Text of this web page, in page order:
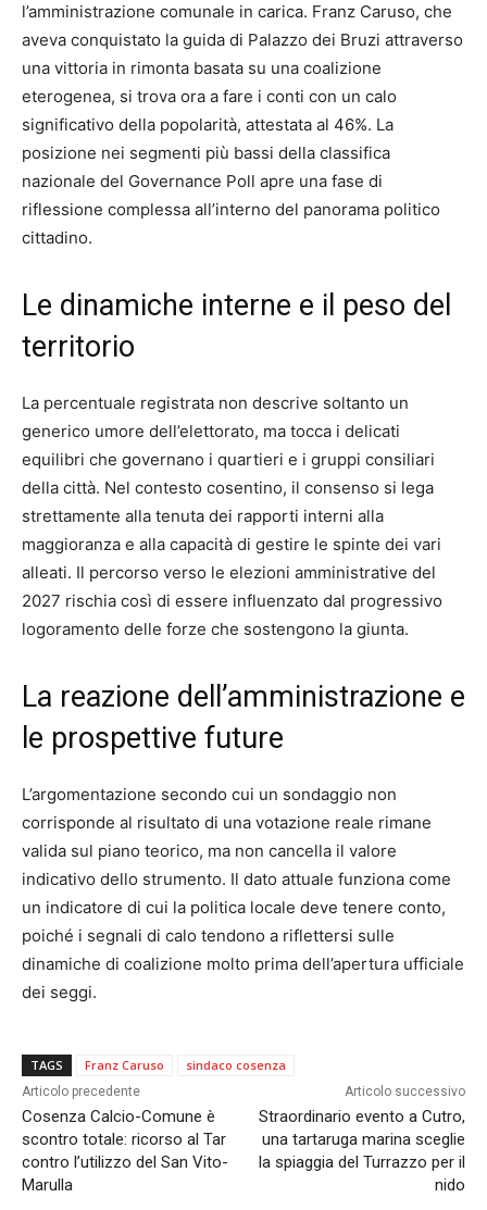
l’amministrazione comunale in carica. Franz Caruso, che
aveva conquistato la guida di Palazzo dei Bruzi attraverso
una vittoria in rimonta basata su una coalizione
eterogenea, si trova ora a fare i conti con un calo
significativo della popolarità, attestata al 46%. La
posizione nei segmenti più bassi della classifica
nazionale del Governance Poll apre una fase di
riflessione complessa all’interno del panorama politico
cittadino.
Le dinamiche interne e il peso del
territorio
La percentuale registrata non descrive soltanto un
generico umore dell’elettorato, ma tocca i delicati
equilibri che governano i quartieri e i gruppi consiliari
della città. Nel contesto cosentino, il consenso si lega
strettamente alla tenuta dei rapporti interni alla
maggioranza e alla capacità di gestire le spinte dei vari
alleati. Il percorso verso le elezioni amministrative del
2027 rischia così di essere influenzato dal progressivo
logoramento delle forze che sostengono la giunta.
La reazione dell’amministrazione e
le prospettive future
L’argomentazione secondo cui un sondaggio non
corrisponde al risultato di una votazione reale rimane
valida sul piano teorico, ma non cancella il valore
indicativo dello strumento. Il dato attuale funziona come
un indicatore di cui la politica locale deve tenere conto,
poiché i segnali di calo tendono a riflettersi sulle
dinamiche di coalizione molto prima dell’apertura ufficiale
dei seggi.
TAGS Franz Caruso sindaco cosenza
Articolo precedente
Cosenza Calcio-Comune è
scontro totale: ricorso al Tar
contro l’utilizzo del San Vito-
Marulla
Articolo successivo
Straordinario evento a Cutro,
una tartaruga marina sceglie
la spiaggia del Turrazzo per il
nido